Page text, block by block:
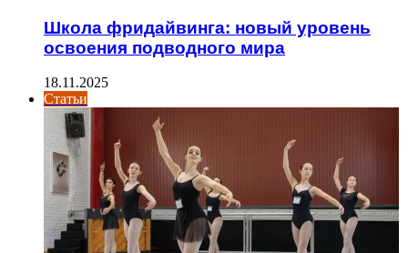
Школа фридайвинга: новый уровень
освоения подводного мира
18.11.2025
Статьи